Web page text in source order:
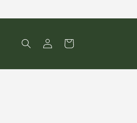
Kirjaudu
sisään
Ostoskori